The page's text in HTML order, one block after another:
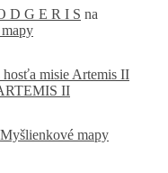
D G E R I S na
misie Artemis II
II
Myšlienkové mapy